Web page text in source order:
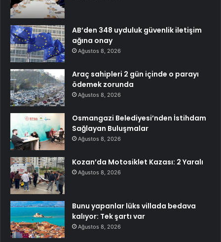
AB’den 348 uyduluk güvenlik iletişim
ağına onay
Ağustos 8, 2026
Araç sahipleri 2 gün içinde o parayı
ödemek zorunda
Ağustos 8, 2026
Osmangazi Belediyesi’nden İstihdam
Sağlayan Buluşmalar
Ağustos 8, 2026
Kozan’da Motosiklet Kazası: 2 Yaralı
Ağustos 8, 2026
Bunu yapanlar lüks villada bedava
kalıyor: Tek şartı var
Ağustos 8, 2026